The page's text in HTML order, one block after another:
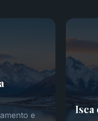
e
Isca